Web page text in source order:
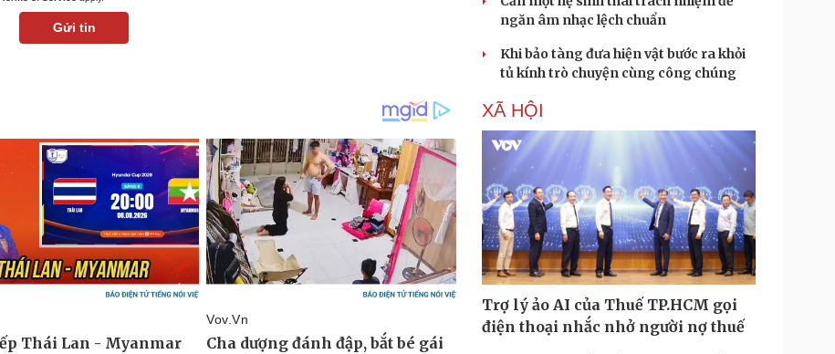
Gửi tin
ngăn âm nhạc lệch chuẩn
Khi bảo tàng đưa hiện vật bước ra khỏi
tủ kính trò chuyện cùng công chúng
XÃ HỘI
Trợ lý ảo AI của Thuế TP.HCM gọi
điện thoại nhắc nhở người nợ thuế